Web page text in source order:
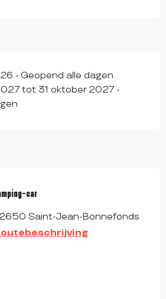
- Geopend alle dagen
tot 31 oktober 2027 -
car
Saint-Jean-Bonnefonds